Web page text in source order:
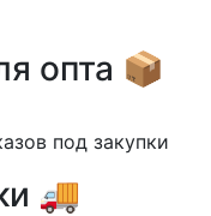
опта 📦
под закупки
🚚